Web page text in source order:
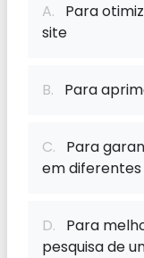
A. Para
site
B. Para
C. Para
em
D. Para
pesquisa de